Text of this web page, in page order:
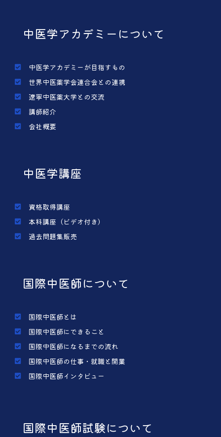
中医学アカデミーについて
中医学アカデミーが目指すもの
世界中医薬学会連合会との連携
遼寧中医薬大学との交流
講師紹介
会社概要
中医学講座
資格取得講座
本科講座（ビデオ付き）
過去問題集販売
国際中医師について
国際中医師とは
国際中医師にできること
国際中医師になるまでの流れ
国際中医師の仕事・就職と開業
国際中医師インタビュー
国際中医師試験について